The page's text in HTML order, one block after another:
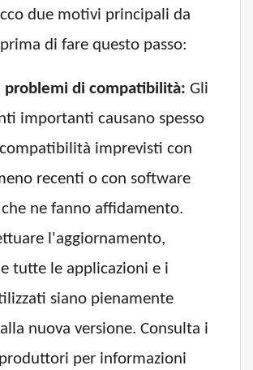
due motivi principali da
di fare questo passo:
problemi di compatibilità: Gli
importanti causano spesso
imprevisti con
recenti o con software
ne fanno affidamento.
l'aggiornamento,
tutte le applicazioni e i
siano pienamente
nuova versione. Consulta i
per informazioni